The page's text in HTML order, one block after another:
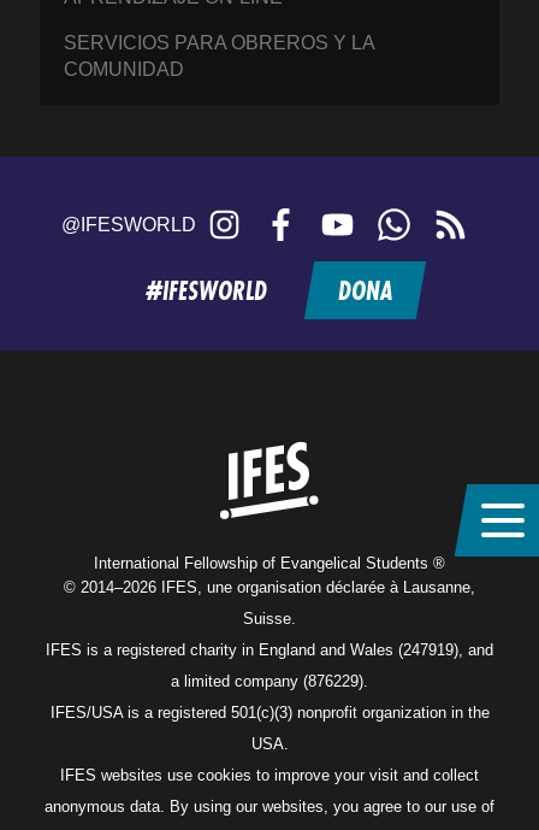
SERVICIOS PARA OBREROS Y LA
COMUNIDAD
@IFESWORLD Instagram FacebookYouTubeWhatsApp
feed
#IFESWORLD DONA
International Fellowship of Evangelical Students ®
© 2014–2026 IFES, une organisation déclarée à Lausanne,
Suisse.
IFES is a registered charity in England and Wales (247919), and
a limited company (876229).
IFES/USA is a registered 501(c)(3) nonprofit organization in the
USA.
IFES websites use cookies to improve your visit and collect
anonymous data. By using our websites, you agree to our use of